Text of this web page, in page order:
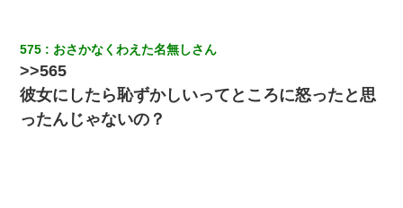
絡無しは無理」上司「いいから付けろ！」→
嘘をついてフリン旅行へ出かけた嫁→翌日、嫁「ただいま～」旦
那「娘がシんだよ。何度も連絡したのに…」嫁「えっ」→なん
と・・・
575 おさかなくわえた名無しさん
>>565
彼女にしたら恥ずかしいってところに怒ったと思
ったんじゃないの？